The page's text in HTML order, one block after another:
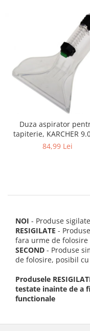
Duza aspirator
tapiterie, KARCHER
278.0, SE4001, SE4002,
84,99 Lei
NOI - Produse
RESIGILATE -
fara urme de folosire
SECOND - Produse
de folosire, posibil
Produsele
testate inainte de a
functionale